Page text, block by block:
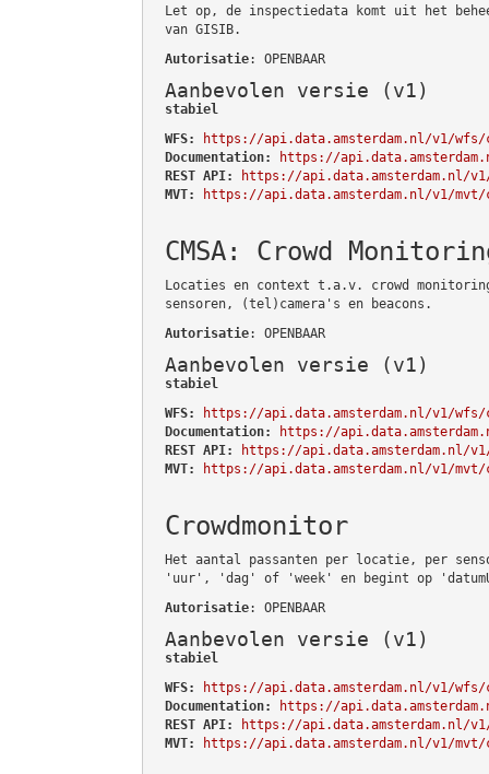
Let op, de inspectiedata komt uit het
van GISIB.
Autorisatie: OPENBAAR
Aanbevolen versie (v1)
stabiel
WFS:
https://api.data.amsterdam.nl/v1/
Documentation:
https://
REST API:
https://api.data.amsterdam.nl/
MVT:
https://api.data.amsterdam.nl/v1/
CMSA: Crowd
Locaties en context t.a.v. crowd
sensoren, (tel)camera's en beacons.
Autorisatie: OPENBAAR
Aanbevolen versie (v1)
stabiel
WFS:
https://api.data.amsterdam.nl/v1/wfs/
Documentation:
https://
REST API:
https://api.data.amsterdam.nl/v1/
MVT:
https://api.data.amsterdam.nl/v1/mvt/
Crowdmonitor
Het aantal passanten per locatie, per
'uur', 'dag' of 'week' en begint op
Autorisatie: OPENBAAR
Aanbevolen versie (v1)
stabiel
WFS:
https://api.data.amsterdam.nl/v1/wfs/
Documentation:
https://
REST API:
https://api.data.amsterdam.nl/
MVT:
https://api.data.amsterdam.nl/v1/mvt/